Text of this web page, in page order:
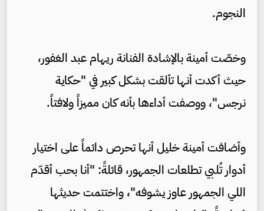
النجوم.
وخصّت أمينة بالإشادة الفنانة ريهام عبد الغفور،
حيث أكدت أنها تألقت بشكل كبير في "حكاية
نرجس"، ووصفت أداءها بأنه كان مميزاً ولافتاً.
وأضافت أمينة خليل أنها تحرص دائماً على اختيار
أدوار تُلبي تطلعات الجمهور، قائلةً: "أنا بحب أقدّم
اللي الجمهور عاوز يشوفه"، واختتمت حديثها